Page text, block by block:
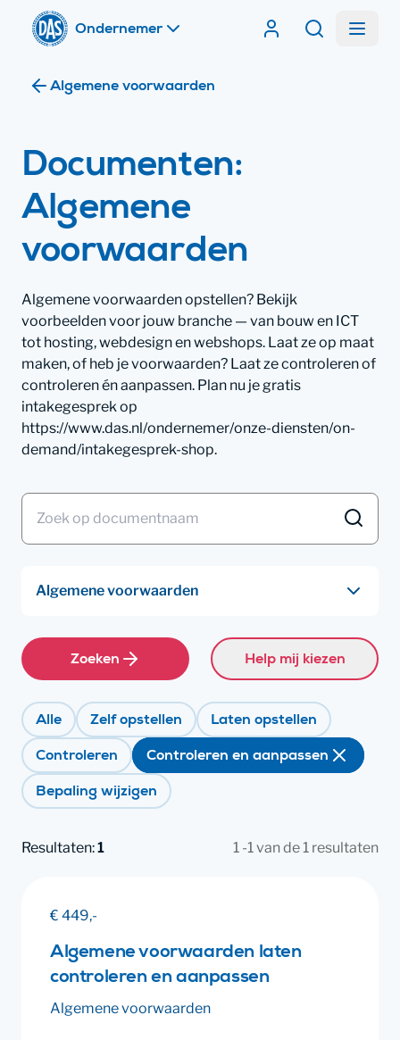
Ik ben
Home
Contracten van
ZoekenMenu
Algemene voorwaarden
Documenten:
Algemene
voorwaarden
Algemene voorwaarden opstellen? Bekijk
voorbeelden voor jouw branche — van bouw en ICT
tot hosting, webdesign en webshops. Laat ze op maat
maken, of heb je voorwaarden? Laat ze controleren of
controleren én aanpassen. Plan nu je gratis
intakegesprek op
https://www.das.nl/ondernemer/onze-diensten/on-
demand/intakegesprek-shop.
Zoeken Help mij kiezen
Alle Zelf opstellen Laten opstellen
Controleren Controleren en aanpassen
Bepaling wijzigen
Resultaten:1 1 -1 van de 1 resultaten
€ 449,-
Algemene voorwaarden laten
controleren en aanpassen
Algemene voorwaarden